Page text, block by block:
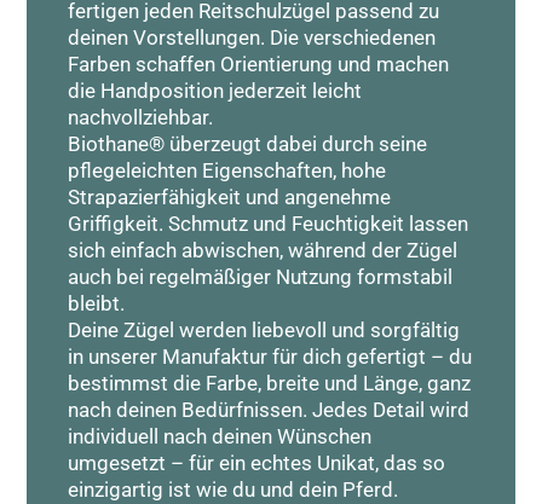
fertigen jeden Reitschulzügel passend zu
deinen Vorstellungen. Die verschiedenen
Farben schaffen Orientierung und machen
die Handposition jederzeit leicht
nachvollziehbar.
Biothane® überzeugt dabei durch seine
pflegeleichten Eigenschaften, hohe
Strapazierfähigkeit und angenehme
Griffigkeit. Schmutz und Feuchtigkeit lassen
sich einfach abwischen, während der Zügel
auch bei regelmäßiger Nutzung formstabil
bleibt.
Deine Zügel werden liebevoll und sorgfältig
in unserer Manufaktur für dich gefertigt – du
bestimmst die Farbe, breite und Länge, ganz
nach deinen Bedürfnissen. Jedes Detail wird
individuell nach deinen Wünschen
umgesetzt – für ein echtes Unikat, das so
einzigartig ist wie du und dein Pferd.